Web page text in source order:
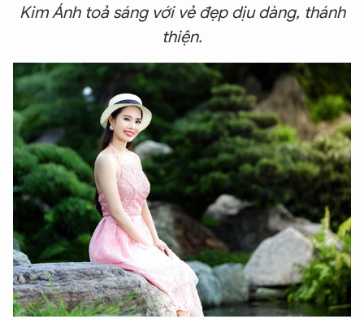
Kim Ánh toả sáng với vẻ đẹp dịu dàng, thánh
thiện.